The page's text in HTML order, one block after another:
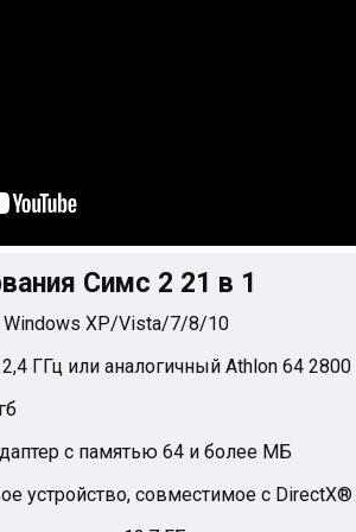
Симс 2 21 в 1
Windows XP/Vista/7/8/10
ГГц или аналогичный Athlon 64 2800
с памятью 64 и более МБ
устройство, совместимое с DirectX®